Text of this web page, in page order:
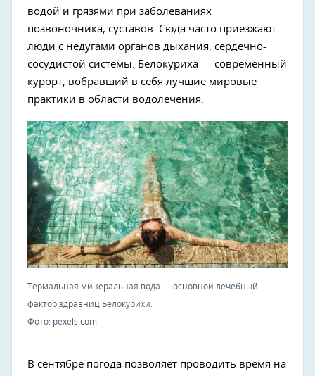
водой и грязями при заболеваниях
позвоночника, суставов. Сюда часто приезжают
люди с недугами органов дыхания, сердечно-
сосудистой системы. Белокуриха — современный
курорт, вобравший в себя лучшие мировые
практики в области водолечения.
Термальная минеральная вода — основной лечебный
фактор здравниц Белокурихи.
Фото: pexels.com
В сентябре погода позволяет проводить время на